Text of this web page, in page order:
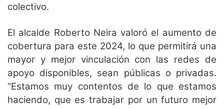
colectivo.
El alcalde Roberto Neira valoró el aumento de
cobertura para este 2024, lo que permitirá una
mayor y mejor vinculación con las redes de
apoyo disponibles, sean públicas o privadas.
“Estamos muy contentos de lo que estamos
haciendo, que es trabajar por un futuro mejor